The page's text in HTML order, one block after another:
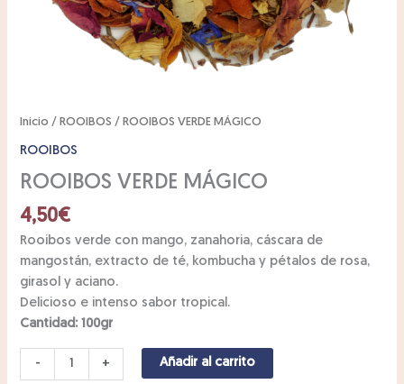
Inicio / ROOIBOS / ROOIBOS VERDE MÁGICO
ROOIBOS
ROOIBOS VERDE MÁGICO
4,50€
Rooibos verde con mango, zanahoria, cáscara de
mangostán, extracto de té, kombucha y pétalos de rosa,
girasol y aciano.
Delicioso e intenso sabor tropical.
Cantidad: 100gr
- + Añadir al carrito